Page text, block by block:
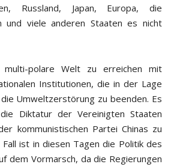
Russland, Japan, Europa, die
und viele anderen Staaten es nicht
polare Welt zu erreichen mit
Institutionen, die in der Lage
Umweltzerstörung zu beenden. Es
Diktatur der Vereinigten Staaten
kommunistischen Partei Chinas zu
ist in diesen Tagen die Politik des
dem Vormarsch, da die Regierungen